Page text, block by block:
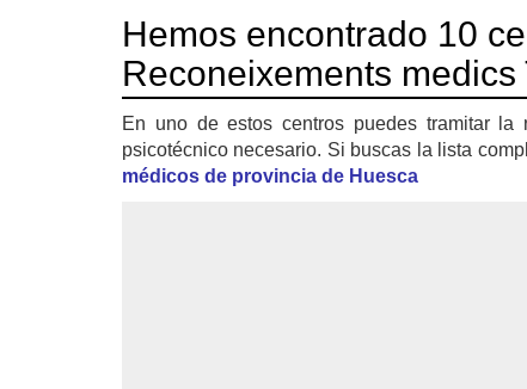
Hemos encontrado 10
Reconeixements medics
En uno de estos centros puedes tramitar
psicotécnico necesario. Si buscas la lista
médicos de provincia de Huesca